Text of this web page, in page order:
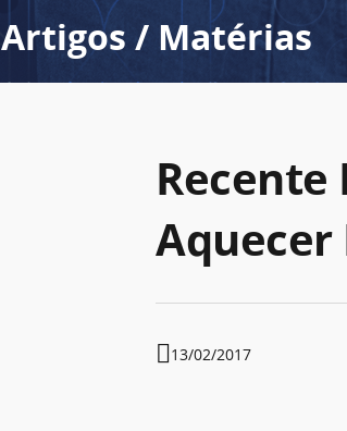
Artigos / Matérias
Recente
13/02/2017